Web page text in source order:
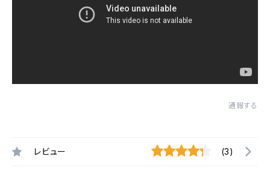
通報する
レビュー (3)